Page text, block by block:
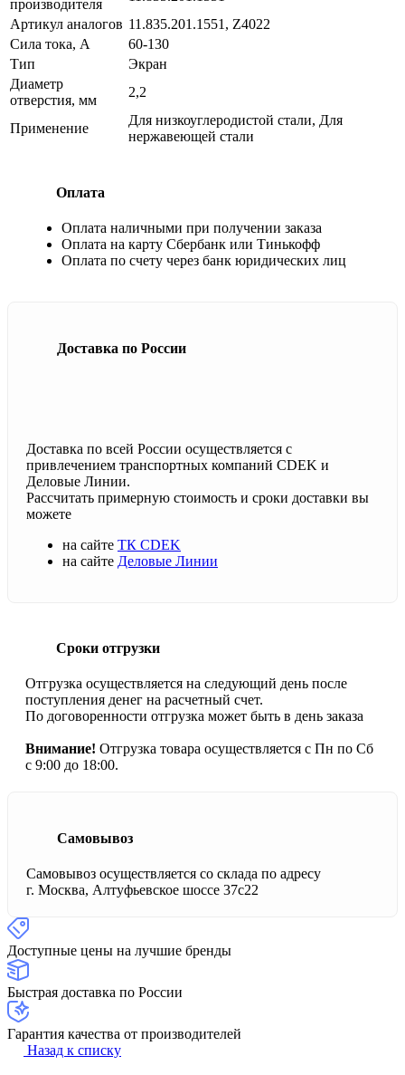
производителя
Артикул аналогов 11.835.201.1551, Z4022
Сила тока, А
60-130
Тип
Экран
Диаметр
отверстия, мм
2,2
Применение
Для низкоуглеродистой стали, Для
нержавеющей стали
Оплата
Оплата наличными при получении заказа
Оплата на карту Сбербанк или Тинькофф
Оплата по счету через банк юридических лиц
Доставка по России
Доставка по всей России осуществляется с
привлечением транспортных компаний CDEK и
Деловые Линии.
Рассчитать примерную стоимость и сроки доставки вы
можете
на сайте ТК CDEK
на сайте Деловые Линии
Сроки отгрузки
Отгрузка осуществляется на следующий день после
поступления денег на расчетный счет.
По договоренности отгрузка может быть в день заказа
Внимание! Отгрузка товара осуществляется с Пн по Сб
с 9:00 до 18:00.
Самовывоз
Самовывоз осуществляется со склада по адресу
г. Москва, Алтуфьевское шоссе 37с22
Доступные цены на лучшие бренды
Быстрая доставка по России
Гарантия качества от производителей
Назад к списку